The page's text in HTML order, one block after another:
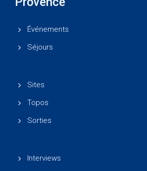
Événements
Séjours
Sites
Topos
Sorties
Interviews